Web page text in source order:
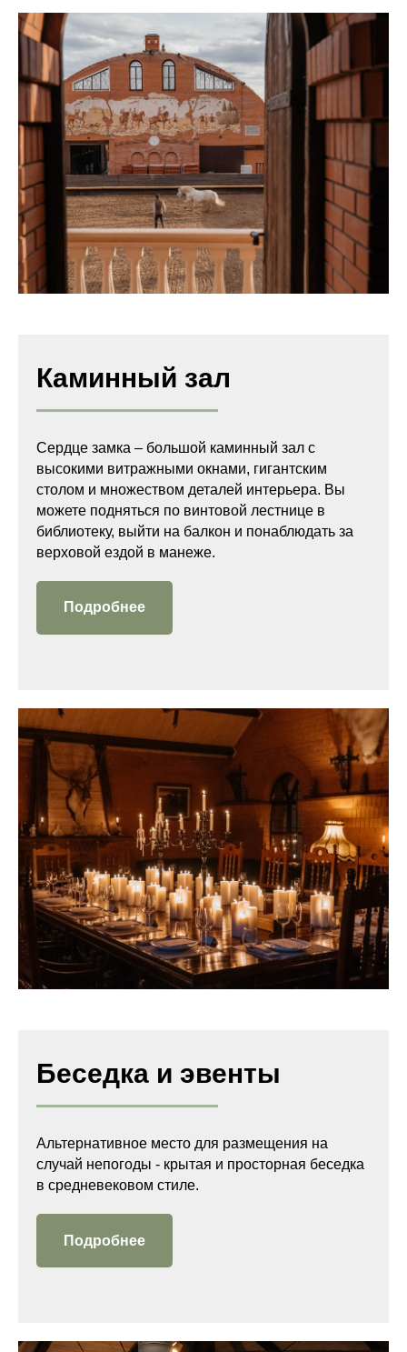
Каминный зал
Сердце замка – большой каминный зал с
высокими витражными окнами, гигантским
столом и множеством деталей интерьера. Вы
можете подняться по винтовой лестнице в
библиотеку, выйти на балкон и понаблюдать за
верховой ездой в манеже.
Подробнее
Беседка и эвенты
Альтернативное место для размещения на
случай непогоды - крытая и просторная беседка
в средневековом стиле.
Подробнее